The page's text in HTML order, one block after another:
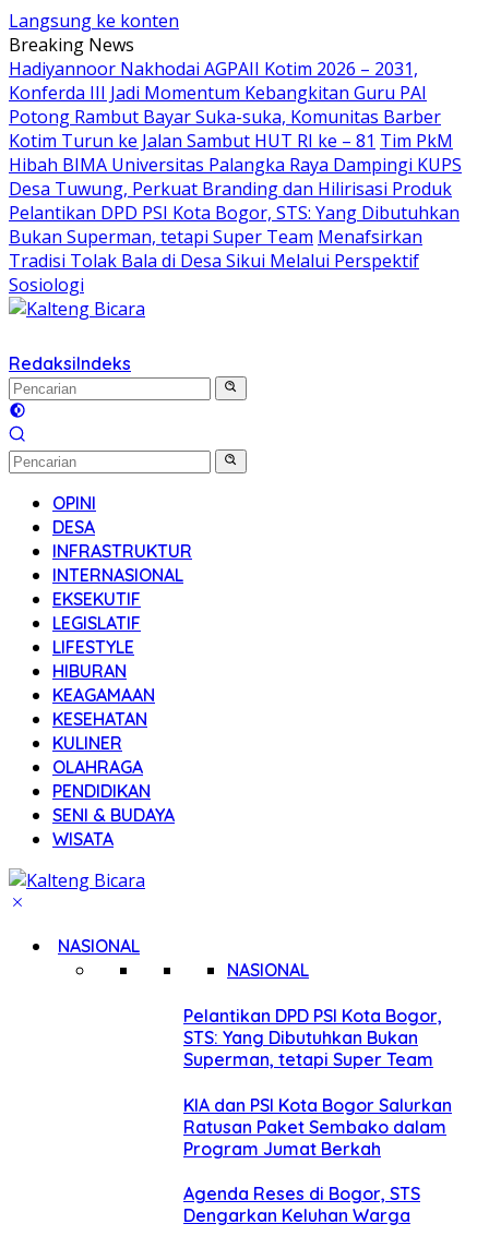
Langsung ke konten
Breaking News
Hadiyannoor Nakhodai AGPAII Kotim 2026 – 2031,
Konferda III Jadi Momentum Kebangkitan Guru PAI
Potong Rambut Bayar Suka-suka, Komunitas Barber
Kotim Turun ke Jalan Sambut HUT RI ke – 81 Tim PkM
Hibah BIMA Universitas Palangka Raya Dampingi KUPS
Desa Tuwung, Perkuat Branding dan Hilirisasi Produk
Pelantikan DPD PSI Kota Bogor, STS: Yang Dibutuhkan
Bukan Superman, tetapi Super Team Menafsirkan
Tradisi Tolak Bala di Desa Sikui Melalui Perspektif
Sosiologi
RedaksiIndeks
OPINI
DESA
INFRASTRUKTUR
INTERNASIONAL
EKSEKUTIF
LEGISLATIF
LIFESTYLE
HIBURAN
KEAGAMAAN
KESEHATAN
KULINER
OLAHRAGA
PENDIDIKAN
SENI & BUDAYA
WISATA
NASIONAL
NASIONAL
Pelantikan DPD PSI Kota Bogor,
STS: Yang Dibutuhkan Bukan
Superman, tetapi Super Team
KIA dan PSI Kota Bogor Salurkan
Ratusan Paket Sembako dalam
Program Jumat Berkah
Agenda Reses di Bogor, STS
Dengarkan Keluhan Warga